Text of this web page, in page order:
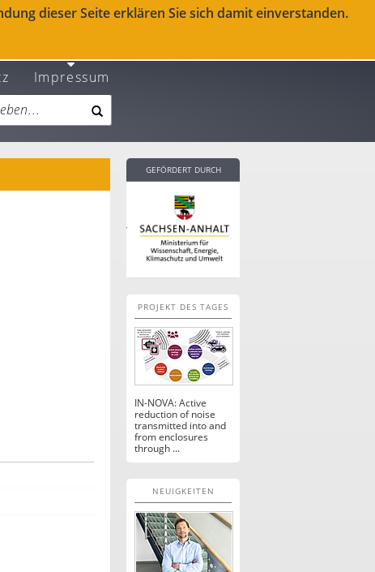
dieser Seite erklären Sie sich damit einverstanden.
Impressum
GEFÖRDERT DURCH
PROJEKT DES TAGES
IN-NOVA: Active
reduction of noise
transmitted into and
from enclosures
through ...
NEUIGKEITEN